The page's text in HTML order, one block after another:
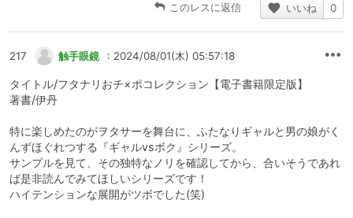
このレスに返信 いいね 0
217 触手眼鏡 : 2024/08/01(木) 05:57:18
タイトル/フタナリおチ×ポコレクション【電子書籍限定版】
著書/伊丹
特に楽しめたのがヲタサーを舞台に、ふたなりギャルと男の娘がく
んずほぐれつする『ギャルvsボク』シリーズ。
サンプルを見て、その独特なノリを確認してから、合いそうであれ
ば是非読んでみてほしいシリーズです！
ハイテンションな展開がツボでした(笑)